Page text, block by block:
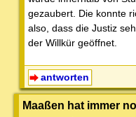
gezaubert. Die konnte
also, dass die Justiz
der Willkür geöffnet.
antworten
Maaßen hat immer